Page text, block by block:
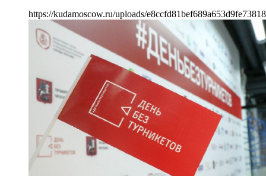
https://kudamoscow.ru/uploads/